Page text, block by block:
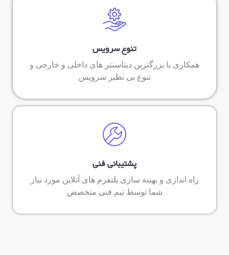
تنوع سرویس
همکاری با بزرگترین دیتاسنتر های داخلی و خارجی و
تنوع بی نظیر سرویس
پشتیبانی فنی
راه اندازی و بهینه سازی پلتفرم های آنلاین مورد نیاز
شما توسط تیم فنی متخصص